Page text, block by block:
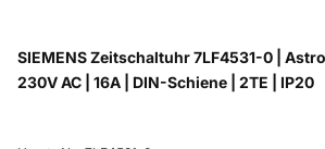
SIEMENS Zeitschaltuhr 7LF4531-0 | Astro
230V AC | 16A | DIN-Schiene | 2TE | IP20